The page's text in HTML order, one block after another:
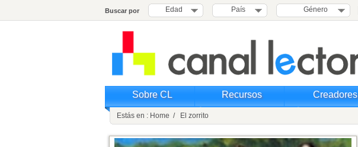
Buscar por Edad País Género
Sobre CL Recursos Creadores
Estás en : Home / El zorrito